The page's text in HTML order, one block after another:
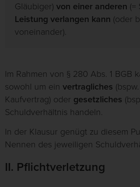
Gläubiger) von einer anderen (=
Leistung verlangen kann (oder
voneinander).
Im Rahmen von § 280 Abs. 1 BGB
sowohl um ein vertragliches
Kaufvertrag) oder gesetzliches
Schuldverhältnis handeln.
In der Klausur genügt zu diesem
Nennen des jeweiligen
II. Pflichtverletzung